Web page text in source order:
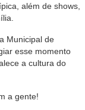
além de shows,
Municipal de
esse momento
a cultura do
a gente!